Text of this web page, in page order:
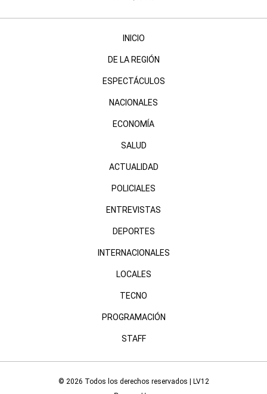
INICIO
DE LA REGIÓN
ESPECTÁCULOS
NACIONALES
ECONOMÍA
SALUD
ACTUALIDAD
POLICIALES
ENTREVISTAS
DEPORTES
INTERNACIONALES
LOCALES
TECNO
PROGRAMACIÓN
STAFF
© 2026 Todos los derechos reservados | LV12